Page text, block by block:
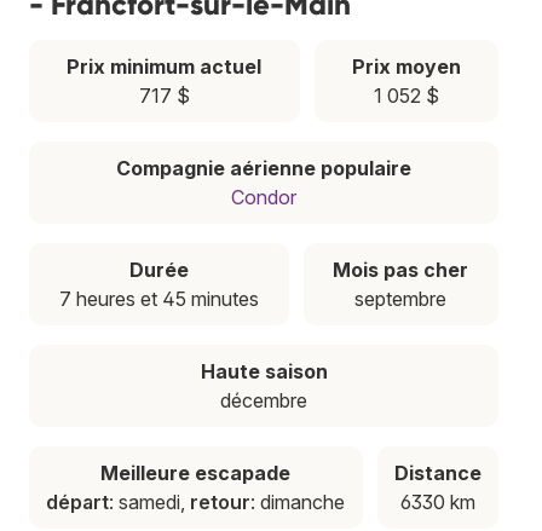
Prix minimum actuel
717 $
Prix moyen
1 052 $
Compagnie aérienne populaire
Condor
Durée
7 heures et 45 minutes
Mois pas cher
septembre
Haute saison
décembre
Meilleure escapade
départ: samedi, retour: dimanche
Distance
6330 km